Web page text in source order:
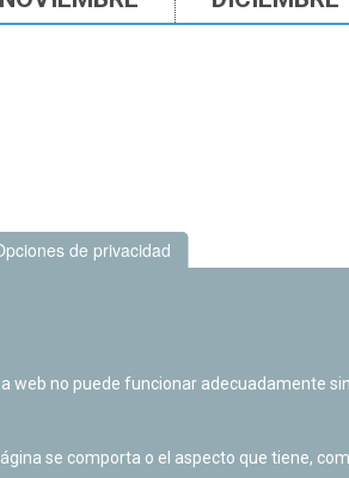
de privacidad
web no puede funcionar adecuadamente
se comporta o el aspecto que tiene,